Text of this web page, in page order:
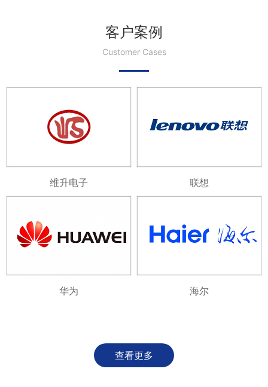
客户案例
Customer Cases
维升电子 联想
华为 海尔
查看更多